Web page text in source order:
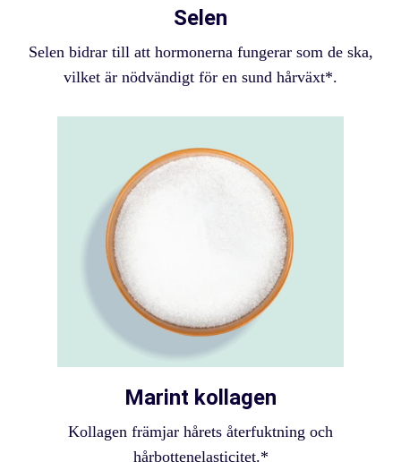
Selen
Selen bidrar till att hormonerna fungerar som de ska,
vilket är nödvändigt för en sund hårväxt*.
Marint kollagen
Kollagen främjar hårets återfuktning och
hårbottenelasticitet.*